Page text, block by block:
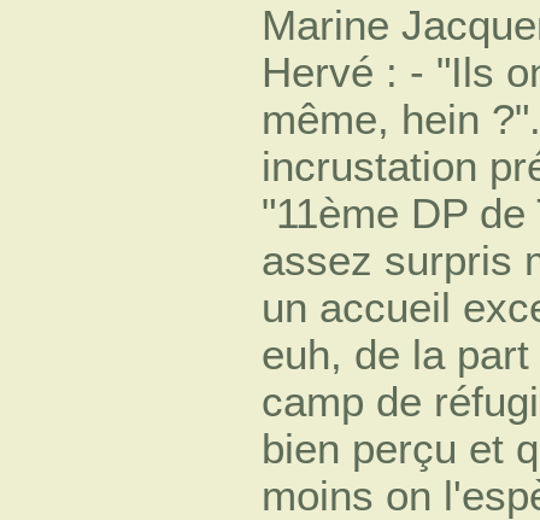
Marine
Hervé : - "Ils
même, hein
incrustation
"11ème DP
assez surpris
un accueil
euh, de la
camp de
bien perçu et
moins on